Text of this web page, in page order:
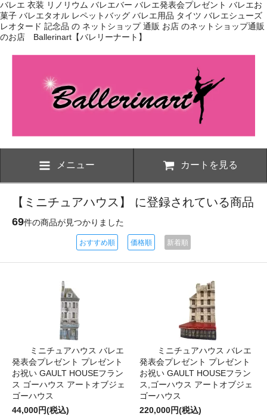
バレエ 衣装 リノリウム バレエバー バレエ発表会プレゼント バレエお
菓子 バレエタオル レペットバッグ バレエ用品 タイツ バレエシューズ
レオタード 記念品 の ネットショップ 通販 お店 のネットショップ通販
のお店 Ballerinart【バレリーナート】
メニュー カートを見る
【ミニチュアハウス】 に登録されている商品
69件の商品が見つかりました
おすすめ順 価格順 新着順
ミニチュアハウス バレエ
発表会プレゼント プレゼント
お祝い GAULT HOUSEフラン
ス ゴーハウス アートオブジェ
ゴーハウス
44,000円(税込)
ミニチュアハウス バレエ
発表会プレゼント プレゼント
お祝い GAULT HOUSEフラン
ス,ゴーハウス アートオブジェ
ゴーハウス
220,000円(税込)